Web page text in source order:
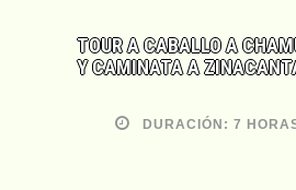
TOUR A CABALLO A
Y CAMINATA A
DURACIÓN: 7